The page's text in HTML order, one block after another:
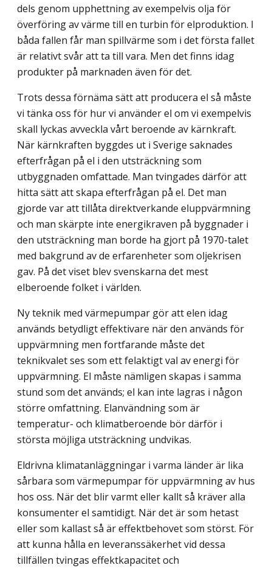
dels genom upphettning av exempelvis olja för
överföring av värme till en turbin för elproduktion. I
båda fallen får man spillvärme som i det första fallet
är relativt svår att ta till vara. Men det finns idag
produkter på marknaden även för det.
Trots dessa förnäma sätt att producera el så måste
vi tänka oss för hur vi använder el om vi exempelvis
skall lyckas avveckla vårt beroende av kärnkraft.
När kärnkraften byggdes ut i Sverige saknades
efterfrågan på el i den utsträckning som
utbyggnaden omfattade. Man tvingades därför att
hitta sätt att skapa efterfrågan på el. Det man
gjorde var att tillåta direktverkande eluppvärmning
och man skärpte inte energikraven på byggnader i
den utsträckning man borde ha gjort på 1970-talet
med bakgrund av de erfarenheter som oljekrisen
gav. På det viset blev svenskarna det mest
elberoende folket i världen.
Ny teknik med värmepumpar gör att elen idag
används betydligt effektivare när den används för
uppvärmning men fortfarande måste det
teknikvalet ses som ett felaktigt val av energi för
uppvärmning. El måste nämligen skapas i samma
stund som det används; el kan inte lagras i någon
större omfattning. Elanvändning som är
temperatur- och klimatberoende bör därför i
största möjliga utsträckning undvikas.
Eldrivna klimatanläggningar i varma länder är lika
sårbara som värmepumpar för uppvärmning av hus
hos oss. När det blir varmt eller kallt så kräver alla
konsumenter el samtidigt. När det är som hetast
eller som kallast så är effektbehovet som störst. För
att kunna hålla en leveranssäkerhet vid dessa
tillfällen tvingas effektkapacitet och